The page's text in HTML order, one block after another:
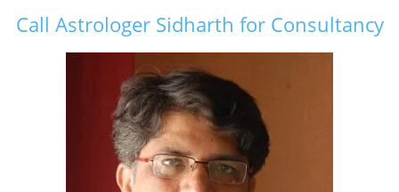
Call Astrologer Sidharth for Consultancy